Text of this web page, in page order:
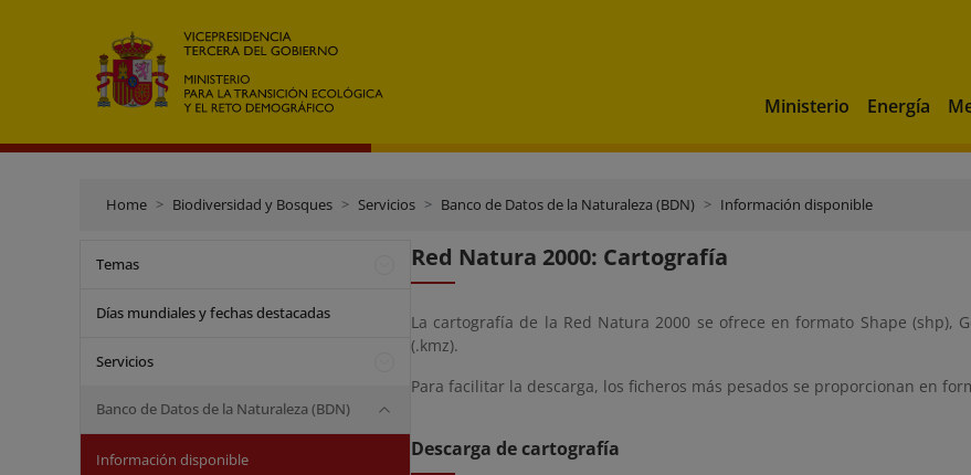
Ministerio Energía
Home Biodiversidad y Bosques Servicios Banco de Datos de la Naturaleza (BDN) Información disponible
Temas
Días mundiales y fechas destacadas
Servicios
Banco de Datos de la Naturaleza (BDN)
Información disponible
Red Natura 2000: Cartografía
La cartografía de la Red Natura 2000 se ofrece en formato Shape (shp),
(.kmz).
Para facilitar la descarga, los ficheros más pesados se proporcionan en
Descarga de cartografía